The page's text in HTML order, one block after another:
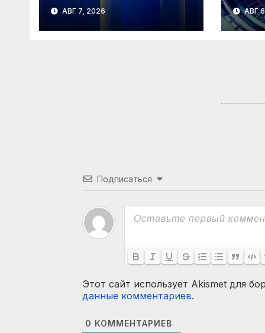
АВГ 7, 2026 АВГ
Подписаться
Этот сайт использует Akismet для
данные комментариев.
0 КОММЕНТАРИЕВ